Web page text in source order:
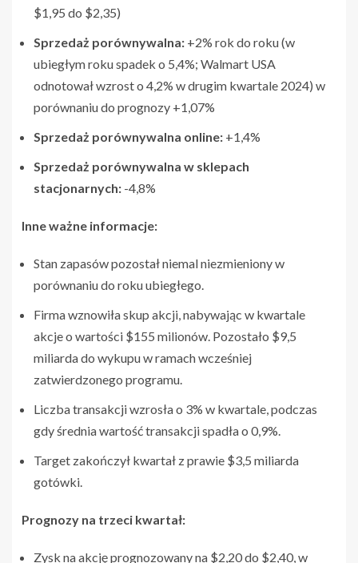
$1,95 do $2,35)
Sprzedaż porównywalna: +2% rok do roku (w
ubiegłym roku spadek o 5,4%; Walmart USA
odnotował wzrost o 4,2% w drugim kwartale 2024) w
porównaniu do prognozy +1,07%
Sprzedaż porównywalna online: +1,4%
Sprzedaż porównywalna w sklepach
stacjonarnych: -4,8%
Inne ważne informacje:
Stan zapasów pozostał niemal niezmieniony w
porównaniu do roku ubiegłego.
Firma wznowiła skup akcji, nabywając w kwartale
akcje o wartości $155 milionów. Pozostało $9,5
miliarda do wykupu w ramach wcześniej
zatwierdzonego programu.
Liczba transakcji wzrosła o 3% w kwartale, podczas
gdy średnia wartość transakcji spadła o 0,9%.
Target zakończył kwartał z prawie $3,5 miliarda
gotówki.
Prognozy na trzeci kwartał:
Zysk na akcję prognozowany na $2,20 do $2,40, w